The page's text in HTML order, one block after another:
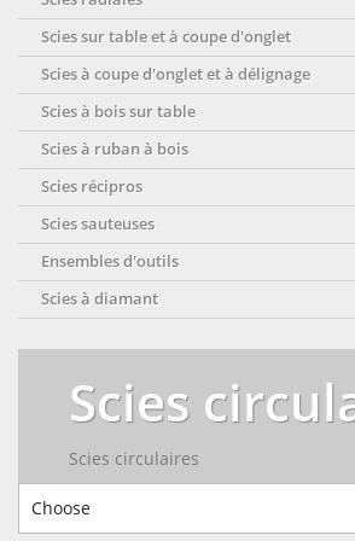
Scies sur table et à coupe d'onglet
Scies à coupe d'onglet et à délignage
Scies à bois sur table
Scies à ruban à bois
Scies récipros
Scies sauteuses
Ensembles d'outils
Scies à diamant
Scies
Scies circulaires
Choose